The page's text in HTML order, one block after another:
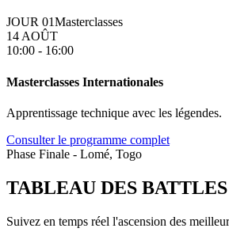
JOUR 01Masterclasses
14 AOÛT
10:00 - 16:00
Masterclasses Internationales
Apprentissage technique avec les légendes.
Consulter le programme complet
Phase Finale - Lomé, Togo
TABLEAU DES BATTLES
Suivez en temps réel l'ascension des